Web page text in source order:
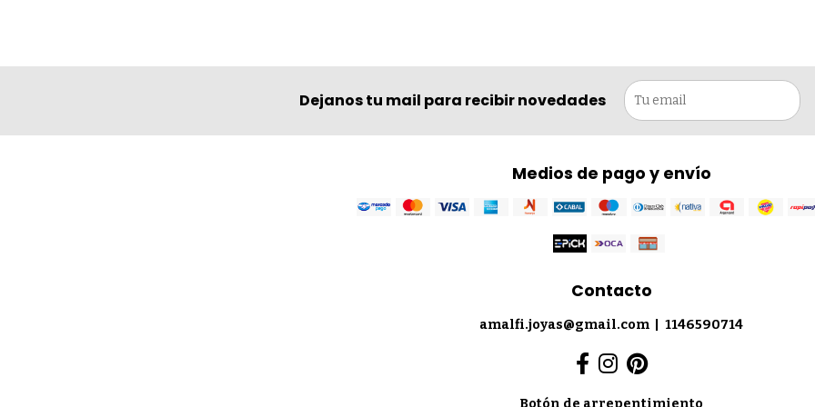
Dejanos tu mail para recibir novedades
Medios de pago y envío
Contacto
amalfi.joyas@gmail.com 1146590714
Botón de arrepentimiento